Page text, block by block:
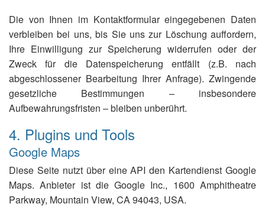
Die von Ihnen im Kontaktformular eingegebenen Daten
verbleiben bei uns, bis Sie uns zur Löschung auffordern,
Ihre Einwilligung zur Speicherung widerrufen oder der
Zweck für die Datenspeicherung entfällt (z.B. nach
abgeschlossener Bearbeitung Ihrer Anfrage). Zwingende
gesetzliche Bestimmungen – insbesondere
Aufbewahrungsfristen – bleiben unberührt.
4. Plugins und Tools
Google Maps
Diese Seite nutzt über eine API den Kartendienst Google
Maps. Anbieter ist die Google Inc., 1600 Amphitheatre
Parkway, Mountain View, CA 94043, USA.